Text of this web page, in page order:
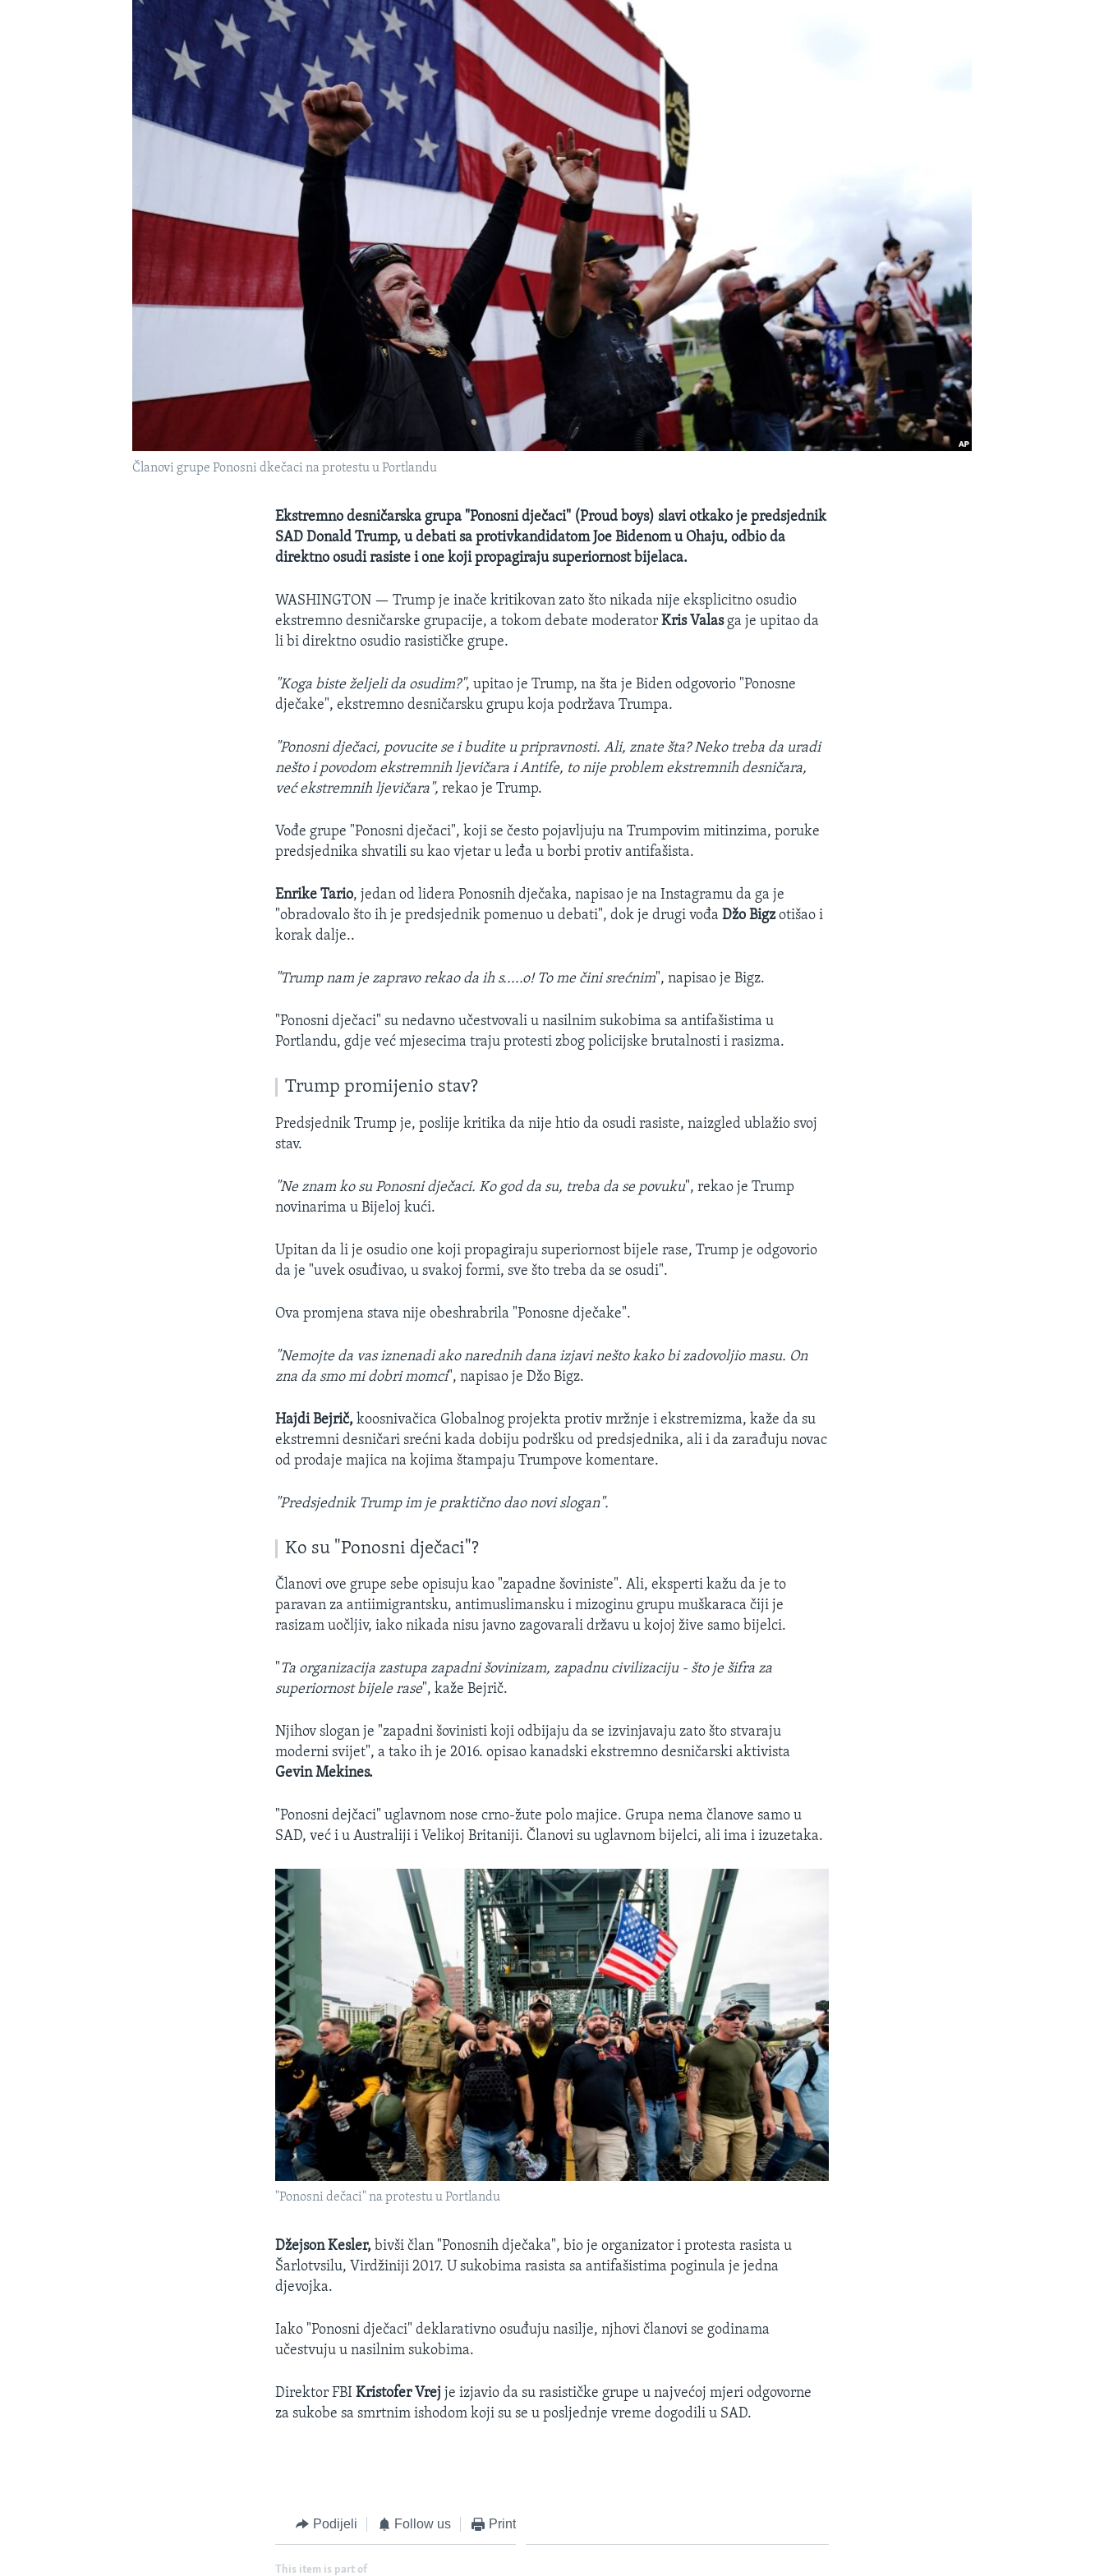
Članovi grupe Ponosni dkečaci na protestu u Portlandu
Ekstremno desničarska grupa "Ponosni dječaci" (Proud boys) slavi otkako je predsjednik
SAD Donald Trump, u debati sa protivkandidatom Joe Bidenom u Ohaju, odbio da
direktno osudi rasiste i one koji propagiraju superiornost bijelaca.
WASHINGTON —Trump je inače kritikovan zato što nikada nije eksplicitno osudio
ekstremno desničarske grupacije, a tokom debate moderator Kris Valasga je upitao da
li bi direktno osudio rasističke grupe.
"Koga biste željeli da osudim?", upitao je Trump, na šta je Biden odgovorio "Ponosne
dječake", ekstremno desničarsku grupu koja podržava Trumpa.
"Ponosni dječaci, povucite se i budite u pripravnosti. Ali, znate šta? Neko treba da uradi
nešto i povodom ekstremnih ljevičara i Antife, to nije problem ekstremnih desničara,
već ekstremnih ljevičara",rekao je Trump.
Vođe grupe "Ponosni dječaci", koji se često pojavljuju na Trumpovim mitinzima, poruke
predsjednika shvatili su kao vjetar u leđa u borbi protiv antifašista.
Enrike Tario, jedan od lidera Ponosnih dječaka, napisao je na Instagramu da ga je
"obradovalo što ih je predsjednik pomenuo u debati", dok je drugi vođaDžo Bigzotišao i
korak dalje..
"Trump nam je zapravo rekao da ih s.....o! To me čini srećnim", napisao je Bigz.
"Ponosni dječaci" su nedavno učestvovali u nasilnim sukobima sa antifašistima u
Portlandu, gdje već mjesecima traju protesti zbog policijske brutalnosti i rasizma.
Trump promijenio stav?
Predsjednik Trump je, poslije kritika da nije htio da osudi rasiste, naizgled ublažio svoj
stav.
"Ne znam ko su Ponosni dječaci. Ko god da su, treba da se povuku", rekao je Trump
novinarima u Bijeloj kući.
Upitan da li je osudio one koji propagiraju superiornost bijele rase, Trump je odgovorio
da je "uvek osuđivao, u svakoj formi, sve što treba da se osudi".
Ova promjena stava nije obeshrabrila "Ponosne dječake".
"Nemojte da vas iznenadi ako narednih dana izjavi nešto kako bi zadovoljio masu. On
zna da smo mi dobri momci", napisao je Džo Bigz.
Hajdi Bejrič, koosnivačica Globalnog projekta protiv mržnje i ekstremizma, kaže da su
ekstremni desničari srećni kada dobiju podršku od predsjednika, ali i da zarađuju novac
od prodaje majica na kojima štampaju Trumpove komentare.
"Predsjednik Trump im je praktično dao novi slogan".
Ko su "Ponosni dječaci"?
Članovi ove grupe sebe opisuju kao "zapadne šoviniste". Ali, eksperti kažu da je to
paravan za antiimigrantsku, antimuslimansku i mizoginu grupu muškaraca čiji je
rasizam uočljiv, iako nikada nisu javno zagovarali državu u kojoj žive samo bijelci.
"Ta organizacija zastupa zapadni šovinizam, zapadnu civilizaciju - što je šifra za
superiornost bijele rase", kaže Bejrič.
Njihov slogan je "zapadni šovinisti koji odbijaju da se izvinjavaju zato što stvaraju
moderni svijet", a tako ih je 2016. opisao kanadski ekstremno desničarski aktivista
Gevin Mekines.
"Ponosni dejčaci" uglavnom nose crno-žute polo majice. Grupa nema članove samo u
SAD, već i u Australiji i Velikoj Britaniji. Članovi su uglavnom bijelci, ali ima i izuzetaka.
"Ponosni dečaci" na protestu u Portlandu
Džejson Kesler, bivši član "Ponosnih dječaka", bio je organizator i protesta rasista u
Šarlotvsilu, Virdžiniji 2017. U sukobima rasista sa antifašistima poginula je jedna
djevojka.
Iako "Ponosni dječaci" deklarativno osuđuju nasilje, njhovi članovi se godinama
učestvuju u nasilnim sukobima.
Direktor FBIKristofer Vrejje izjavio da su rasističke grupe u najvećoj mjeri odgovorne
za sukobe sa smrtnim ishodom koji su se u posljednje vreme dogodili u SAD.
Podijeli Follow us Print
This item is part of